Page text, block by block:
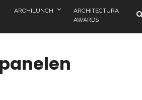
ARCHILUNCH
ARCHITECTURA
AWARDS